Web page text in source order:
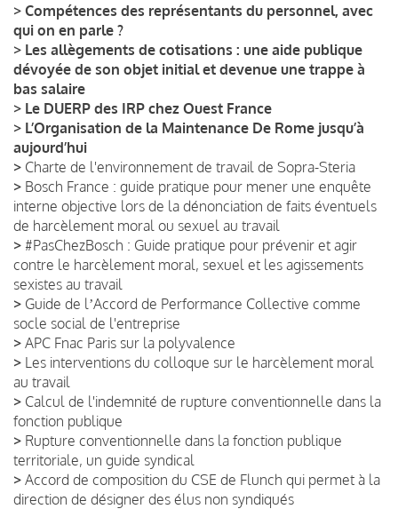
> Compétences des représentants du personnel, avec
qui on en parle ?
> Les allègements de cotisations : une aide publique
dévoyée de son objet initial et devenue une trappe à
bas salaire
> Le DUERP des IRP chez Ouest France
> L’Organisation de la Maintenance De Rome jusqu’à
aujourd’hui
> Charte de l'environnement de travail de Sopra-Steria
> Bosch France : guide pratique pour mener une enquête
interne objective lors de la dénonciation de faits éventuels
de harcèlement moral ou sexuel au travail
> #PasChezBosch : Guide pratique pour prévenir et agir
contre le harcèlement moral, sexuel et les agissements
sexistes au travail
> Guide de lʼAccord de Performance Collective comme
socle social de l'entreprise
> APC Fnac Paris sur la polyvalence
> Les interventions du colloque sur le harcèlement moral
au travail
> Calcul de l'indemnité de rupture conventionnelle dans la
fonction publique
> Rupture conventionnelle dans la fonction publique
territoriale, un guide syndical
> Accord de composition du CSE de Flunch qui permet à la
direction de désigner des élus non syndiqués